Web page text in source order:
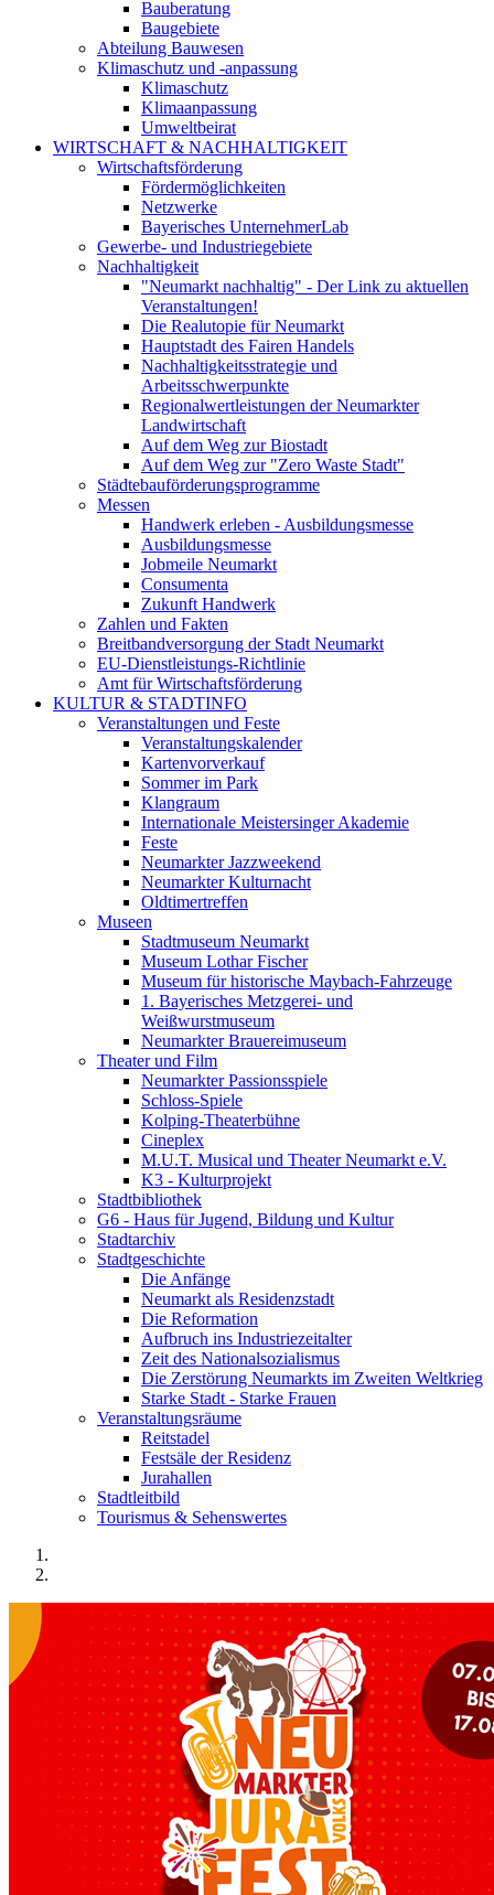
Bauberatung
Baugebiete
Abteilung Bauwesen
Klimaschutz und -anpassung
Klimaschutz
Klimaanpassung
Umweltbeirat
WIRTSCHAFT & NACHHALTIGKEIT
Wirtschaftsförderung
Fördermöglichkeiten
Netzwerke
Bayerisches UnternehmerLab
Gewerbe- und Industriegebiete
Nachhaltigkeit
"Neumarkt nachhaltig" - Der Link zu aktuellen
Veranstaltungen!
Die Realutopie für Neumarkt
Hauptstadt des Fairen Handels
Nachhaltigkeitsstrategie und
Arbeitsschwerpunkte
Regionalwertleistungen der Neumarkter
Landwirtschaft
Auf dem Weg zur Biostadt
Auf dem Weg zur "Zero Waste Stadt"
Städtebauförderungsprogramme
Messen
Handwerk erleben - Ausbildungsmesse
Ausbildungsmesse
Jobmeile Neumarkt
Consumenta
Zukunft Handwerk
Zahlen und Fakten
Breitbandversorgung der Stadt Neumarkt
EU-Dienstleistungs-Richtlinie
Amt für Wirtschaftsförderung
KULTUR & STADTINFO
Veranstaltungen und Feste
Veranstaltungskalender
Kartenvorverkauf
Sommer im Park
Klangraum
Internationale Meistersinger Akademie
Feste
Neumarkter Jazzweekend
Neumarkter Kulturnacht
Oldtimertreffen
Museen
Stadtmuseum Neumarkt
Museum Lothar Fischer
Museum für historische Maybach-Fahrzeuge
1. Bayerisches Metzgerei- und
Weißwurstmuseum
Neumarkter Brauereimuseum
Theater und Film
Neumarkter Passionsspiele
Schloss-Spiele
Kolping-Theaterbühne
Cineplex
M.U.T. Musical und Theater Neumarkt e.V.
K3 - Kulturprojekt
Stadtbibliothek
G6 - Haus für Jugend, Bildung und Kultur
Stadtarchiv
Stadtgeschichte
Die Anfänge
Neumarkt als Residenzstadt
Die Reformation
Aufbruch ins Industriezeitalter
Zeit des Nationalsozialismus
Die Zerstörung Neumarkts im Zweiten Weltkrieg
Starke Stadt - Starke Frauen
Veranstaltungsräume
Reitstadel
Festsäle der Residenz
Jurahallen
Stadtleitbild
Tourismus & Sehenswertes